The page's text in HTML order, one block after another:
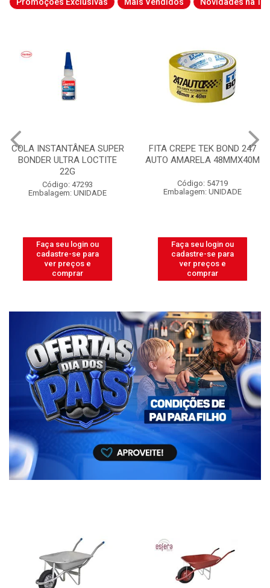
Promoções Exclusivas Mais Vendidos Novidades na
COLA INSTANTÂNEA SUPER
BONDER ULTRA LOCTITE
22G
Código: 47293
Embalagem: UNIDADE
Faça seu login ou
cadastre-se para
ver preços e
comprar
FITA CREPE TEK BOND 247
AUTO AMARELA 48MMX40M
Código: 54719
Embalagem: UNIDADE
Faça seu login ou
cadastre-se para
ver preços e
comprar